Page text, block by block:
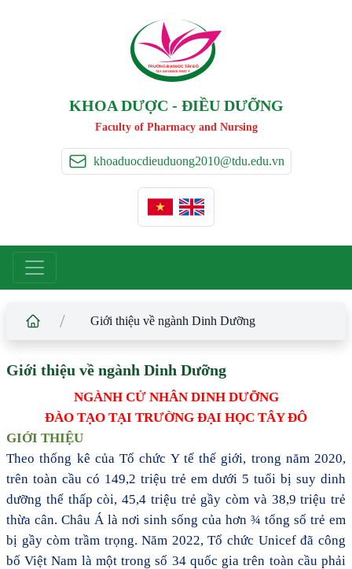
TRƯỜNG ĐẠI HỌC TÂY ĐÔ
TAY DO UNIVERSIT Y
KHOA DƯỢC - ĐIỀU DƯỠNG
Faculty of Pharmacy and Nursing
khoaduocdieuduong2010@tdu.edu.vn
/ Giới thiệu về ngành Dinh Dưỡng
Giới thiệu về ngành Dinh Dưỡng
NGÀNH CỬ NHÂN DINH DƯỠNG
ĐÀO TẠO TẠI TRƯỜNG ĐẠI HỌC TÂY ĐÔ
GIỚI THIỆU
Theo thống kê của Tổ chức Y tế thế giới, trong năm 2020,
trên toàn cầu có 149,2 triệu trẻ em dưới 5 tuổi bị suy dinh
dưỡng thể thấp còi, 45,4 triệu trẻ gầy còm và 38,9 triệu trẻ
thừa cân. Châu Á là nơi sinh sống của hơn ¾ tổng số trẻ em
bị gầy còm trầm trọng. Năm 2022, Tổ chức Unicef đã công
bốViệt Nam là một trong số 34 quốc gia trên toàn cầu phải